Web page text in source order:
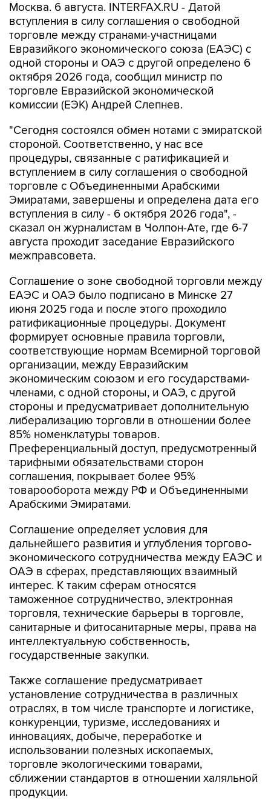
Москва. 6 августа. INTERFAX.RU - Датой
вступления в силу соглашения о свободной
торговле между странами-участницами
Евразийкого экономического союза (ЕАЭС) с
одной стороны и ОАЭ с другой определено 6
октября 2026 года, сообщил министр по
торговле Евразийской экономической
комиссии (ЕЭК) Андрей Слепнев.
"Сегодня состоялся обмен нотами с эмиратской
стороной. Соответственно, у нас все
процедуры, связанные с ратификацией и
вступлением в силу соглашения о свободной
торговле с Объединенными Арабскими
Эмиратами, завершены и определена дата его
вступления в силу - 6 октября 2026 года", -
сказал он журналистам в Чолпон-Ате, где 6-7
августа проходит заседание Евразийского
межправсовета.
Соглашение о зоне свободной торговли между
ЕАЭС и ОАЭ было подписано в Минске 27
июня 2025 года и после этого проходило
ратификационные процедуры. Документ
формирует основные правила торговли,
соответствующие нормам Всемирной торговой
организации, между Евразийским
экономическим союзом и его государствами-
членами, с одной стороны, и ОАЭ, с другой
стороны и предусматривает дополнительную
либерализацию торговли в отношении более
85% номенклатуры товаров.
Преференциальный доступ, предусмотренный
тарифными обязательствами сторон
соглашения, покрывает более 95%
товарооборота между РФ и Объединенными
Арабскими Эмиратами.
Соглашение определяет условия для
дальнейшего развития и углубления торгово-
экономического сотрудничества между ЕАЭС и
ОАЭ в сферах, представляющих взаимный
интерес. К таким сферам относятся
таможенное сотрудничество, электронная
торговля, технические барьеры в торговле,
санитарные и фитосанитарные меры, права на
интеллектуальную собственность,
государственные закупки.
Также соглашение предусматривает
установление сотрудничества в различных
отраслях, в том числе транспорте и логистике,
конкуренции, туризме, исследованиях и
инновациях, добыче, переработке и
использовании полезных ископаемых,
торговле экологическими товарами,
сближении стандартов в отношении халяльной
продукции.